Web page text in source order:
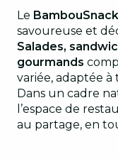
Le BambouSnack
savoureuse et
Salades,
gourmands
variée, adaptée à
Dans un cadre
l’espace de
au partage, en